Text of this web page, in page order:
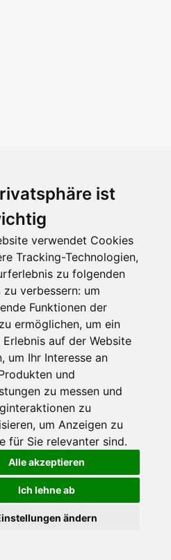
ist
verwendet Cookies
Tracking-Technologien,
zu folgenden
zu verbessern: um
Funktionen der
ermöglichen, um ein
Erlebnis auf der Website
, um Ihr Interesse an
und
zu messen und
zu
, um Anzeigen zu
für Sie relevanter sind.
Alle akzeptieren
Ich lehne ab
ändern
& Co. KG
Husum
Cookie